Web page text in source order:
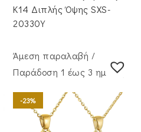
Κ14 Διπλής Όψης SXS-
20330Y
Άμεση παραλαβή /
Παράδoση 1 έως 3 ημέρες
-23%